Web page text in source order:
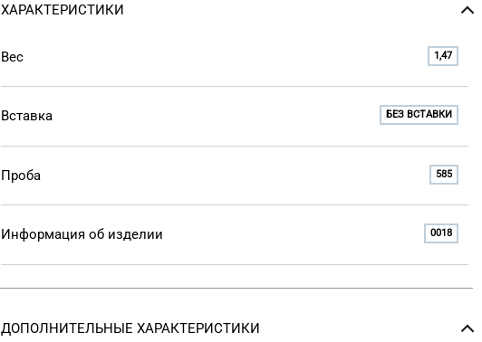
ХАРАКТЕРИСТИКИ
Вес 1,47
Вставка БЕЗ ВСТАВКИ
Проба 585
Информация об изделии 0018
ДОПОЛНИТЕЛЬНЫЕ ХАРАКТЕРИСТИКИ